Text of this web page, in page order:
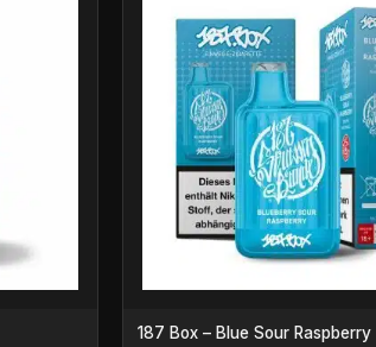
187 Box – Blue Sour Raspberry